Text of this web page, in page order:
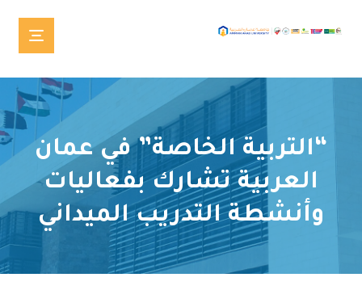
“التربية الخاصة” في عمان
العربية تشارك بفعاليات
وأنشطة التدريب الميداني